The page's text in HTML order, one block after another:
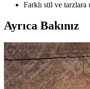
Farklı stil ve tarzlara
Ayrıca Bakınız
Gezer Yazlık Erkek
Gezer Yazlık Erkek Terlik,